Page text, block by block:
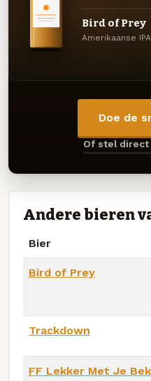
Bird of Prey
Amerikaanse
Doe de
Of stel
Andere bieren
Bier
Bird of Prey
Trackdown
FF Lekker Met Je